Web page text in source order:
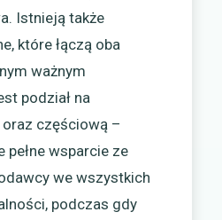
Istnieją także
które łączą oba
ważnym
podział na
oraz częściową –
wsparcie ze
we wszystkich
podczas gdy